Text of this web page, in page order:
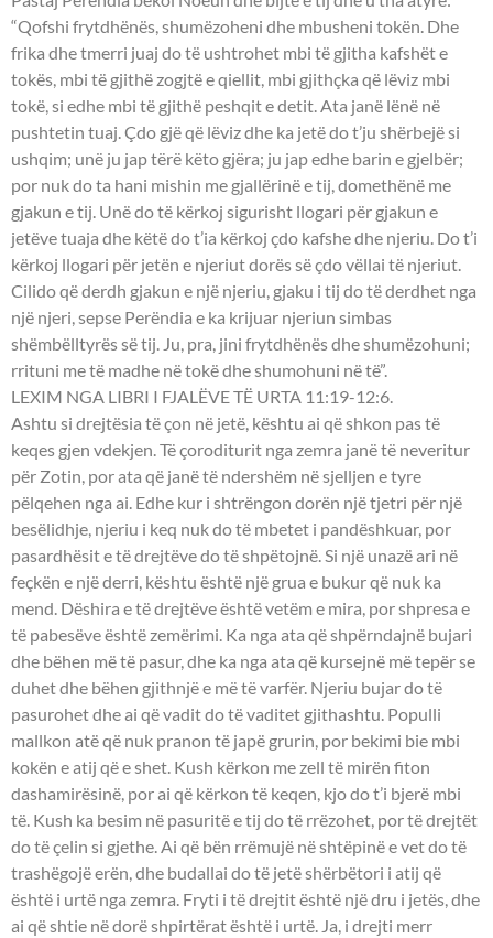
“Qofshi frytdhënës, shumëzoheni dhe mbusheni tokën. Dhe
frika dhe tmerri juaj do të ushtrohet mbi të gjitha kafshët e
tokës, mbi të gjithë zogjtë e qiellit, mbi gjithçka që lëviz mbi
tokë, si edhe mbi të gjithë peshqit e detit. Ata janë lënë në
pushtetin tuaj. Çdo gjë që lëviz dhe ka jetë do t’ju shërbejë si
ushqim; unë ju jap tërë këto gjëra; ju jap edhe barin e gjelbër;
por nuk do ta hani mishin me gjallërinë e tij, domethënë me
gjakun e tij. Unë do të kërkoj sigurisht llogari për gjakun e
jetëve tuaja dhe këtë do t’ia kërkoj çdo kafshe dhe njeriu. Do t’i
kërkoj llogari për jetën e njeriut dorës së çdo vëllai të njeriut.
Cilido që derdh gjakun e një njeriu, gjaku i tij do të derdhet nga
një njeri, sepse Perëndia e ka krijuar njeriun simbas
shëmbëlltyrës së tij. Ju, pra, jini frytdhënës dhe shumëzohuni;
rrituni me të madhe në tokë dhe shumohuni në të”.
LEXIM NGA LIBRI I FJALËVE TË URTA 11:19-12:6.
Ashtu si drejtësia të çon në jetë, kështu ai që shkon pas të
keqes gjen vdekjen. Të çoroditurit nga zemra janë të neveritur
për Zotin, por ata që janë të ndershëm në sjelljen e tyre
pëlqehen nga ai. Edhe kur i shtrëngon dorën një tjetri për një
besëlidhje, njeriu i keq nuk do të mbetet i pandëshkuar, por
pasardhësit e të drejtëve do të shpëtojnë. Si një unazë ari në
feçkën e një derri, kështu është një grua e bukur që nuk ka
mend. Dëshira e të drejtëve është vetëm e mira, por shpresa e
të pabesëve është zemërimi. Ka nga ata që shpërndajnë bujari
dhe bëhen më të pasur, dhe ka nga ata që kursejnë më tepër se
duhet dhe bëhen gjithnjë e më të varfër. Njeriu bujar do të
pasurohet dhe ai që vadit do të vaditet gjithashtu. Populli
mallkon atë që nuk pranon të japë grurin, por bekimi bie mbi
kokën e atij që e shet. Kush kërkon me zell të mirën fiton
dashamirësinë, por ai që kërkon të keqen, kjo do t’i bjerë mbi
të. Kush ka besim në pasuritë e tij do të rrëzohet, por të drejtët
do të çelin si gjethe. Ai që bën rrëmujë në shtëpinë e vet do të
trashëgojë erën, dhe budallai do të jetë shërbëtori i atij që
është i urtë nga zemra. Fryti i të drejtit është një dru i jetës, dhe
ai që shtie në dorë shpirtërat është i urtë. Ja, i drejti merr